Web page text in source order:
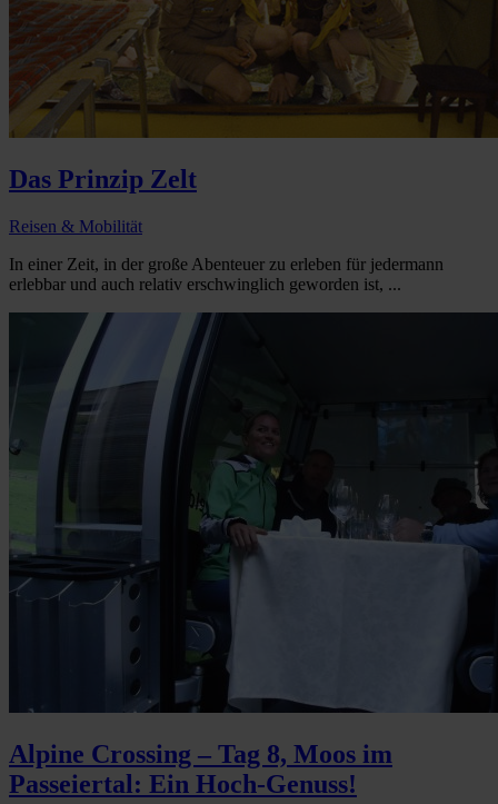
Das Prinzip Zelt
Reisen & Mobilität
In einer Zeit, in der große Abenteuer zu erleben für jedermann
erlebbar und auch relativ erschwinglich geworden ist, ...
Alpine Crossing – Tag 8, Moos im
Passeiertal: Ein Hoch-Genuss!